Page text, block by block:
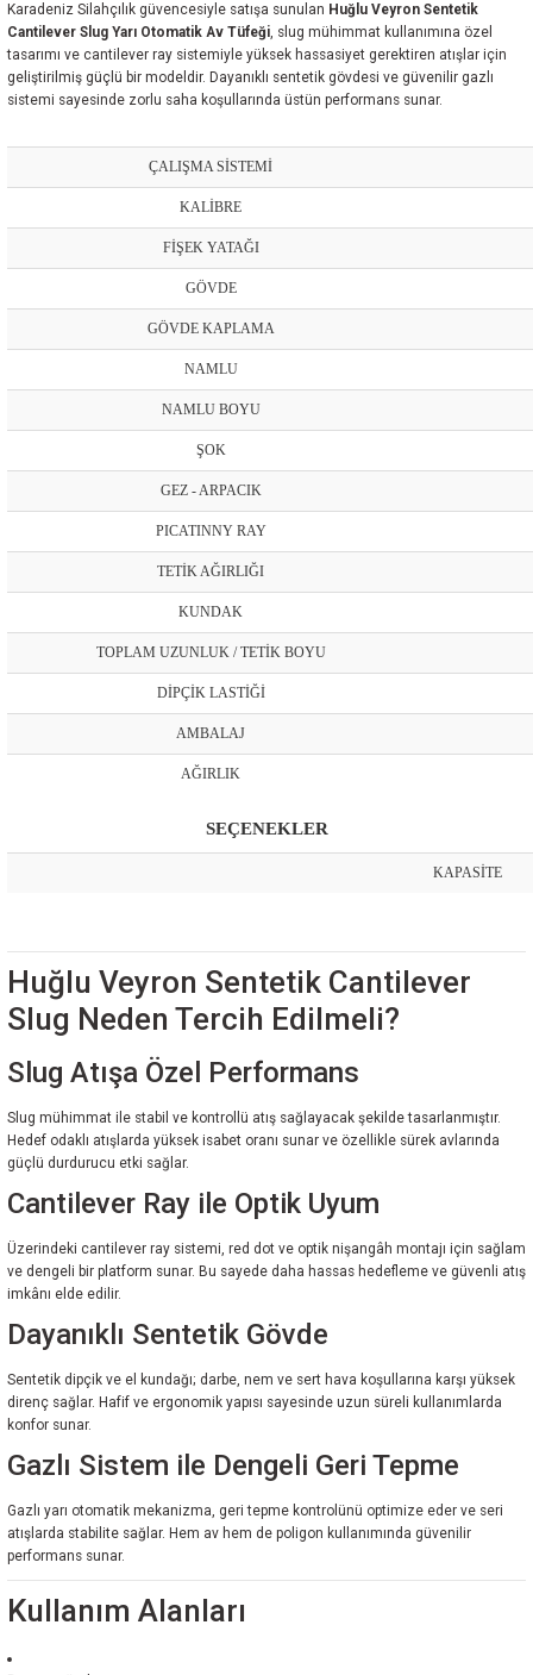
Karadeniz Silahçılık güvencesiyle satışa sunulan Huğlu Veyron Sentetik
Cantilever Slug Yarı Otomatik Av Tüfeği, slug mühimmat kullanımına özel
tasarımı ve cantilever ray sistemiyle yüksek hassasiyet gerektiren atışlar için
geliştirilmiş güçlü bir modeldir. Dayanıklı sentetik gövdesi ve güvenilir gazlı
sistemi sayesinde zorlu saha koşullarında üstün performans sunar.
ÇALIŞMA SİSTEMİ
KALİBRE
FİŞEK YATAĞI
GÖVDE
GÖVDE KAPLAMA
NAMLU
NAMLU BOYU
ŞOK
GEZ - ARPACIK
PICATINNY RAY
TETİK AĞIRLIĞI
KUNDAK
TOPLAM UZUNLUK / TETİK BOYU
DİPÇİK LASTİĞİ
AMBALAJ
AĞIRLIK
SEÇENEKLER
KAPASİTE
Huğlu Veyron Sentetik Cantilever
Slug Neden Tercih Edilmeli?
Slug Atışa Özel Performans
Slug mühimmat ile stabil ve kontrollü atış sağlayacak şekilde tasarlanmıştır.
Hedef odaklı atışlarda yüksek isabet oranı sunar ve özellikle sürek avlarında
güçlü durdurucu etki sağlar.
Cantilever Ray ile Optik Uyum
Üzerindeki cantilever ray sistemi, red dot ve optik nişangâh montajı için sağlam
ve dengeli bir platform sunar. Bu sayede daha hassas hedefleme ve güvenli atış
imkânı elde edilir.
Dayanıklı Sentetik Gövde
Sentetik dipçik ve el kundağı; darbe, nem ve sert hava koşullarına karşı yüksek
direnç sağlar. Hafif ve ergonomik yapısı sayesinde uzun süreli kullanımlarda
konfor sunar.
Gazlı Sistem ile Dengeli Geri Tepme
Gazlı yarı otomatik mekanizma, geri tepme kontrolünü optimize eder ve seri
atışlarda stabilite sağlar. Hem av hem de poligon kullanımında güvenilir
performans sunar.
Kullanım Alanları